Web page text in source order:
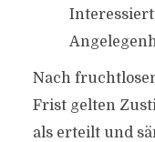
Nach
Frist gelten
als erteilt und